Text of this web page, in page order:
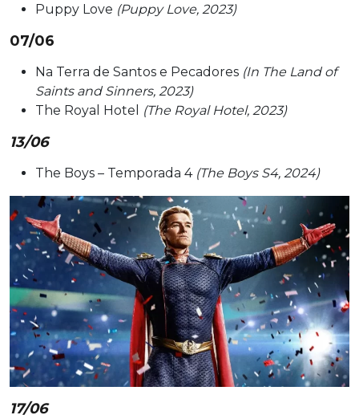
Puppy Love (Puppy Love, 2023)
07/06
Na Terra de Santos e Pecadores (In The Land of
Saints and Sinners, 2023)
The Royal Hotel
(The Royal Hotel, 2023)
13/06
The Boys – Temporada 4 (The Boys S4, 2024)
17/06